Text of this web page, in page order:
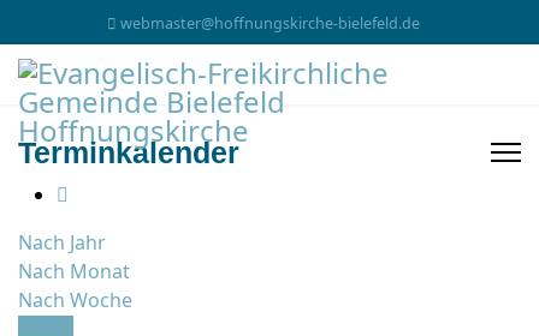
webmaster@hoffnungskirche-bielefeld.de
Terminkalender
Nach Jahr
Nach Monat
Nach Woche